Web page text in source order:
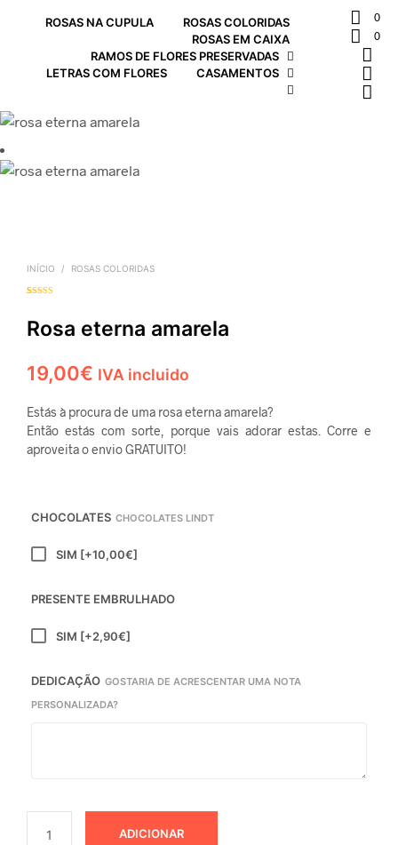
ROSAS NA CUPULA
ROSAS COLORIDAS
ROSAS EM CAIXA
RAMOS DE FLORES PRESERVADAS
LETRAS COM FLORES
CASAMENTOS
0
0
INÍCIO / ROSAS COLORIDAS
5 com base
em
classificação
Rosa eterna amarela
19,00€ IVA incluido
Estás à procura de uma rosa eterna amarela?
Então estás com sorte, porque vais adorar estas. Corre e
aproveita o envio GRATUITO!
CHOCOLATES CHOCOLATES LINDT
SIM [+10,00€]
PRESENTE EMBRULHADO
SIM [+2,90€]
DEDICAÇÃO GOSTARIA DE ACRESCENTAR UMA NOTA
PERSONALIZADA?
ADICIONAR